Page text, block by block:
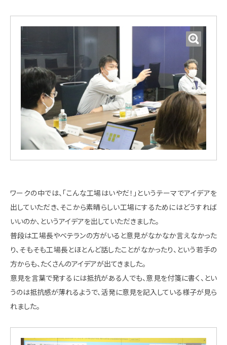
ワークの中では、「こんな工場はいやだ！」というテーマでアイデアを
出していただき、そこから素晴らしい工場にするためにはどうすれば
いいのか、というアイデアを出していただきました。
普段は工場長やベテランの方がいると意見がなかなか言えなかった
り、そもそも工場長とほとんど話したことがなかったり、という若手の
方からも、たくさんのアイデアが出てきました。
意見を言葉で発するには抵抗がある人でも、意見を付箋に書く、とい
うのは抵抗感が薄れるようで、活発に意見を記入している様子が見ら
れました。